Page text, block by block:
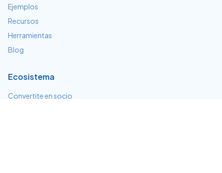
Ejemplos
Recursos
Herramientas
Blog
Ecosistema
Convertite en socio